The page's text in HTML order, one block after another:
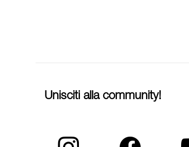
Unisciti alla community!